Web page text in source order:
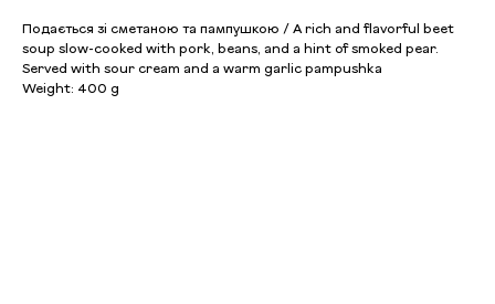
Подається зі сметаною та пампушкою / A rich and flavorful beet
soup slow-cooked with pork, beans, and a hint of smoked pear.
Served with sour cream and a warm garlic pampushka
Weight: 400 g